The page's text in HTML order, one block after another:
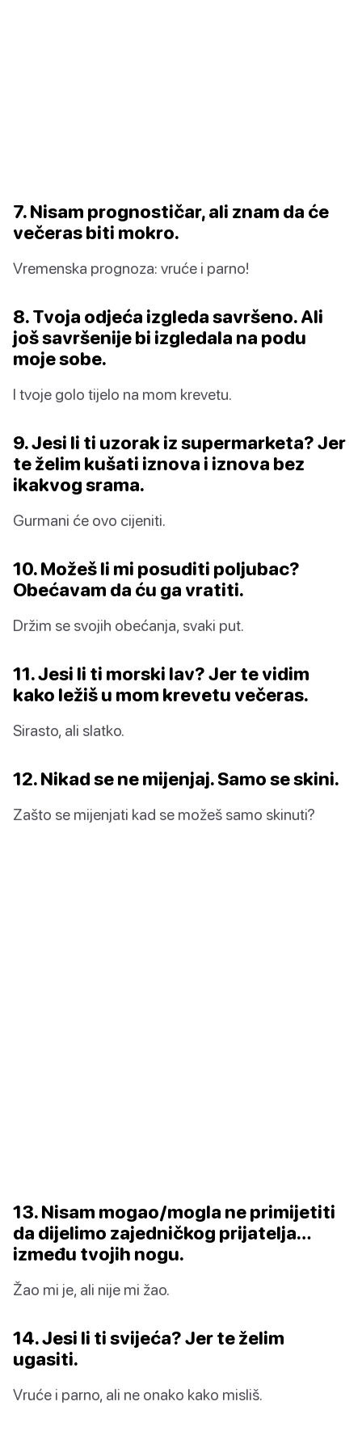
7. Nisam prognostičar, ali znam da će
večeras biti mokro.
Vremenska prognoza: vruće i parno!
8. Tvoja odjeća izgleda savršeno. Ali
još savršenije bi izgledala na podu
moje sobe.
I tvoje golo tijelo na mom krevetu.
9. Jesi li ti uzorak iz supermarketa? Jer
te želim kušati iznova i iznova bez
ikakvog srama.
Gurmani će ovo cijeniti.
10. Možeš li mi posuditi poljubac?
Obećavam da ću ga vratiti.
Držim se svojih obećanja, svaki put.
11. Jesi li ti morski lav? Jer te vidim
kako ležiš u mom krevetu večeras.
Sirasto, ali slatko.
12. Nikad se ne mijenjaj. Samo se skini.
Zašto se mijenjati kad se možeš samo skinuti?
13. Nisam mogao/mogla ne primijetiti
da dijelimo zajedničkog prijatelja…
između tvojih nogu.
Žao mi je, ali nije mi žao.
14. Jesi li ti svijeća? Jer te želim
ugasiti.
Vruće i parno, ali ne onako kako misliš.